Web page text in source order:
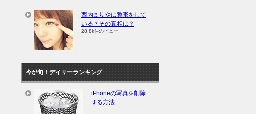
西内まりやは整形をして
いる？その真相は？
28.8k件のビュー
今が旬！デイリーランキング
iPhoneの写真を削除
する方法